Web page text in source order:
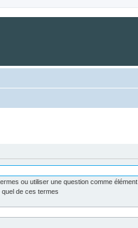
ou utiliser une question comme élément
quel de ces termes